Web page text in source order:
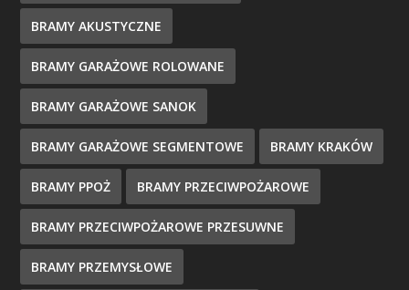
BRAMY AKUSTYCZNE
BRAMY GARAŻOWE ROLOWANE
BRAMY GARAŻOWE SANOK
BRAMY GARAŻOWE SEGMENTOWE BRAMY KRAKÓW
BRAMY PPOŻ BRAMY PRZECIWPOŻAROWE
BRAMY PRZECIWPOŻAROWE PRZESUWNE
BRAMY PRZEMYSŁOWE